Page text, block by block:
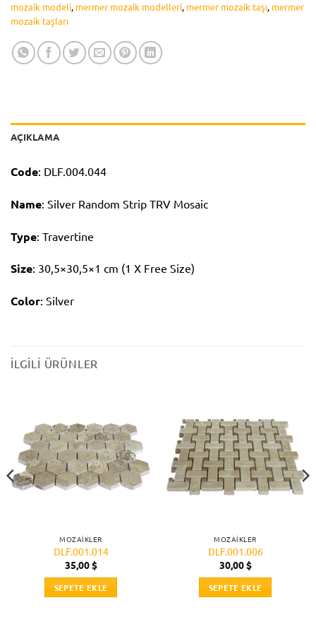
mozaik modeli, mermer mozaik modelleri, mermer mozaik taşı, mermer
mozaik taşları
AÇIKLAMA
Code: DLF.004.044
Name: Silver Random Strip TRV Mosaic
Type: Travertine
Size: 30,5×30,5×1 cm (1 X Free Size)
Color: Silver
İLGILI ÜRÜNLER
MOZAIKLER
DLF.001.014
35,00$
SEPETE EKLE
MOZAIKLER
DLF.001.006
30,00$
SEPETE EKLE